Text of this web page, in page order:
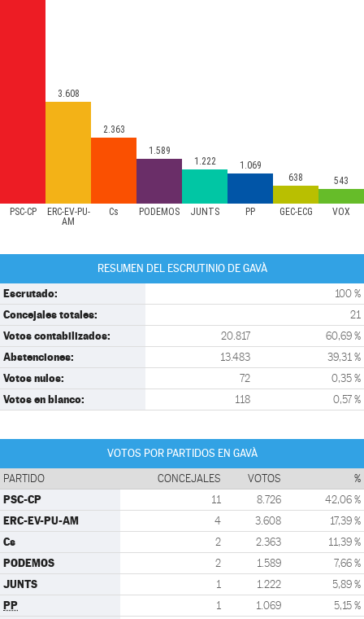
PSC-CP
ERC-EV-PU-
AM
Cs PODEMOS JUNTS PP GEC-ECG VOX
3.608
2.363
1.589
1.222
1.069
638
543
RESUMEN DEL ESCRUTINIO DE GAVÀ
Escrutado: 100 %
Concejales totales: 21
Votos contabilizados: 20.817 60,69 %
Abstenciones: 13.483 39,31 %
Votos nulos: 72 0,35 %
Votos en blanco: 118 0,57 %
VOTOS POR PARTIDOS EN GAVÀ
PARTIDO CONCEJALES VOTOS %
PSC-CP 11 8.726 42,06 %
ERC-EV-PU-AM 4 3.608 17,39 %
Cs 2 2.363 11,39 %
PODEMOS 2 1.589 7,66 %
JUNTS 1 1.222 5,89 %
PP 1 1.069 5,15 %